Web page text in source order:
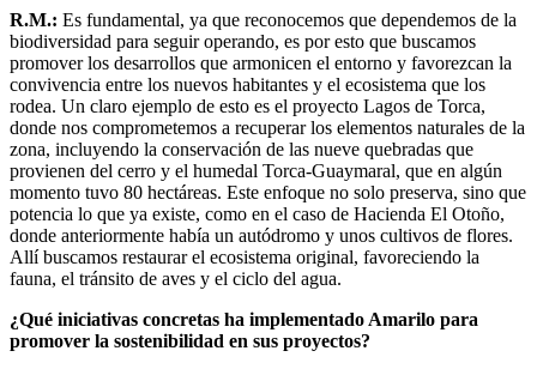
R.M.: Es fundamental, ya que reconocemos que dependemos de la
biodiversidad para seguir operando, es por esto que buscamos
promover los desarrollos que armonicen el entorno y favorezcan la
convivencia entre los nuevos habitantes y el ecosistema que los
rodea. Un claro ejemplo de esto es el proyecto Lagos de Torca,
donde nos comprometemos a recuperar los elementos naturales de la
zona, incluyendo la conservación de las nueve quebradas que
provienen del cerro y el humedal Torca-Guaymaral, que en algún
momento tuvo 80 hectáreas. Este enfoque no solo preserva, sino que
potencia lo que ya existe, como en el caso de Hacienda El Otoño,
donde anteriormente había un autódromo y unos cultivos de flores.
Allí buscamos restaurar el ecosistema original, favoreciendo la
fauna, el tránsito de aves y el ciclo del agua.
¿Qué iniciativas concretas ha implementado Amarilo para
promover la sostenibilidad en sus proyectos?